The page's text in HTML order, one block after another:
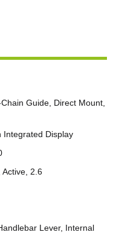
Guide, Direct Mount,
Integrated Display
Active, 2.6
Lever, Internal